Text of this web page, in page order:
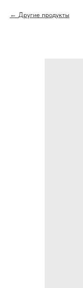
Другие продукты